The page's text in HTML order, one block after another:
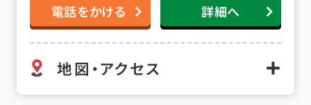
電話をかける 詳細へ
地図・アクセス